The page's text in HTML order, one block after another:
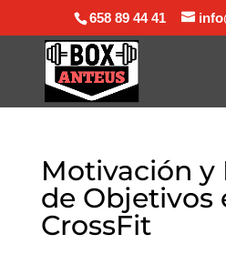
658 89 44 41
Motivación y
de Objetivos
CrossFit